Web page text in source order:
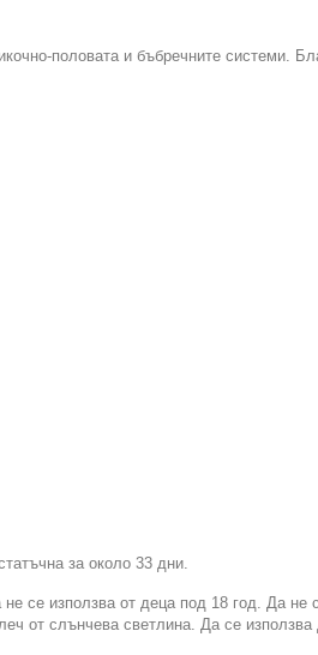
половата и бъбречните системи.
за около 33 дни.
се използва от деца под 18 год. Да не
от слънчева светлина. Да се